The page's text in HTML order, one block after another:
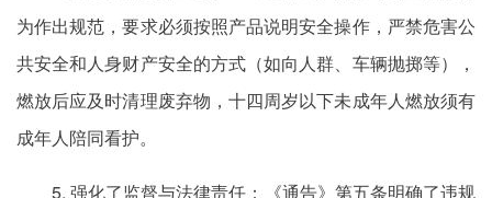
为作出规范，要求必须按照产品说明安全操作，严禁危害公
共安全和人身财产安全的方式（如向人群、车辆抛掷等），
燃放后应及时清理废弃物，十四周岁以下未成年人燃放须有
成年人陪同看护。
5. 强化了监督与法律责任：《通告》第五条明确了违规